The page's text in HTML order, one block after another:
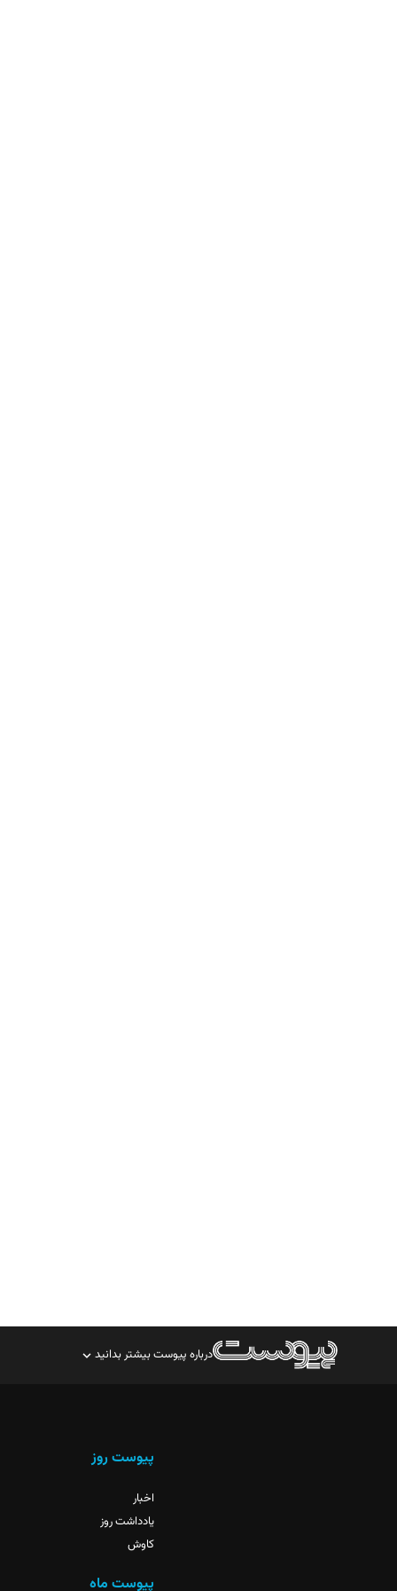
درباره پیوست بیشتر بدانید
پیوست روز
اخبار
یادداشت روز
کاوش
پیوست ماه